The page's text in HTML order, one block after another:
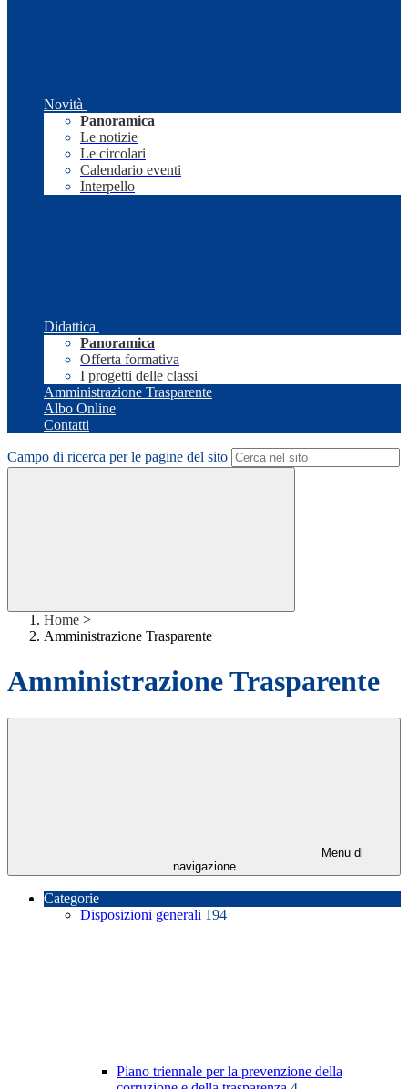
Novità
Panoramica
Le notizie
Le circolari
Calendario eventi
Interpello
Didattica
Panoramica
Offerta formativa
I progetti delle classi
Amministrazione Trasparente
Albo Online
Contatti
Campo di ricerca per le pagine del sito
Home >
Amministrazione Trasparente
Amministrazione Trasparente
Menu di
navigazione
Categorie
Disposizioni generali 194
Piano triennale per la prevenzione della